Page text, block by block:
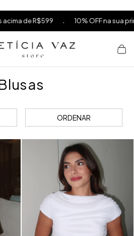
PRIMEIRACOMPRA acima de
ORDENAR